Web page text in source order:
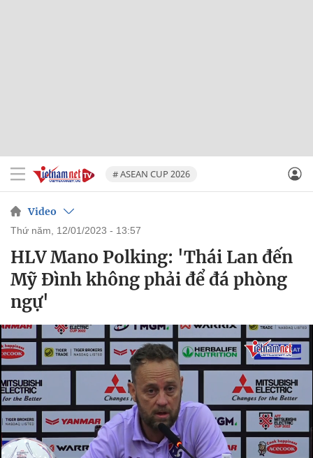
# ASEAN CUP 2026
Video
thứ năm, 12/01/2023 - 13:57
HLV Mano Polking: 'Thái Lan đến
Mỹ Đình không phải để đá phòng
ngự'